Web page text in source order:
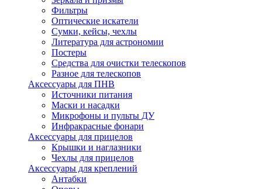
Фильтры
Оптические искатели
Сумки, кейсы, чехлы
Литература для астрономии
Постеры
Средства для очистки телескопов
Разное для телескопов
Аксессуары для ПНВ
Источники питания
Маски и насадки
Микрофоны и пульты ДУ
Инфракрасные фонари
Аксессуары для прицелов
Крышки и наглазники
Чехлы для прицелов
Аксессуары для креплений
Антабки